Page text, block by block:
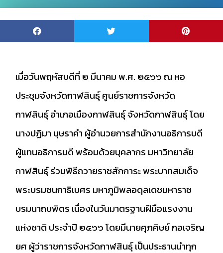
เมื่อวันพฤหัสบดีที่ ๒ มีนาคม พ.ศ. ๒๕๖๖ ณ หอ
ประชุมจังหวัดกาฬสินธุ์ ศูนย์ราชการจังหวัด
กาฬสินธุ์ อำเภอเมืองกาฬสินธุ์ จังหวัดกาฬสินธุ์ โดย
นางปฏิมา บุษราคำ ผู้อำนวยการสำนักงานอธิการบดี
ผู้แทนอธิการบดี พร้อมด้วยบุคลากร มหาวิทยาลัย
กาฬสินธุ์ ร่วมพิธีถวายราชสักการะ พระบาทสมเด็จ
พระบรมชนกาธิเบศร มหาภูมิพลอดุลเดชมหาราช
บรมนาถบพิตร เนื่องในวันมาตรฐานฝีมือแรงงาน
แห่งชาติ ประจำปี ๒๕๖๖ โดยมีนายศุภศิษย์ กอเจริญ
ยศ ผู้ว่าราชการจังหวัดกาฬสินธุ์ เป็นประธานนำทุก